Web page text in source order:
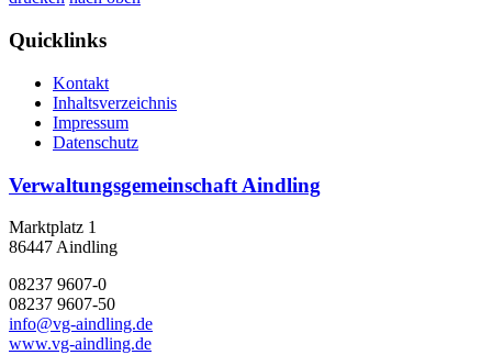
Quicklinks
Kontakt
Inhaltsverzeichnis
Impressum
Datenschutz
Verwaltungsgemeinschaft Aindling
Marktplatz 1
86447 Aindling
08237 9607-0
08237 9607-50
info@vg-aindling.de
www.vg-aindling.de